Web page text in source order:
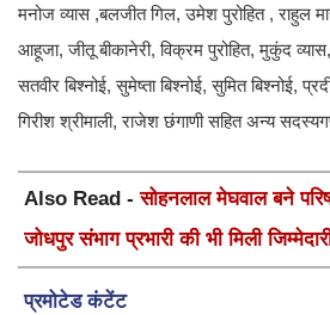
मनोज व्यास ,बलजीत गिल, उमेश पुरोहित , राहुल
आहूजा, जीतू बीकानेरी, विक्रम पुरोहित, मुकुंद
सतवीर बिश्नोई, सुमेष्ता बिश्नोई, सुमित बिश्नोई,
गिरीश श्रीमाली, राजेश छंगाणी सहित अन्य
Also Read -सोहनलाल मेघवाल बने
जोधपुर संभाग प्रभारी की भी मिली